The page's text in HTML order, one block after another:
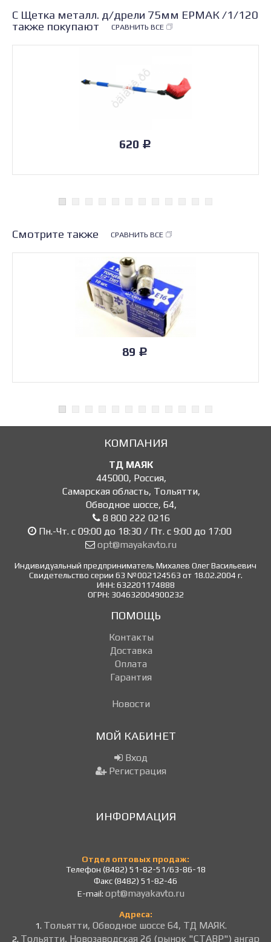
С Щетка металл. д/дрели 75мм ЕРМАК /1/120
также покупают
СРАВНИТЬ ВСЕ
620 Р
Смотрите также СРАВНИТЬ ВСЕ
89 Р
КОМПАНИЯ
ТД МАЯК
445000, Россия,
Самарская область, Тольятти,
Обводное шоссе, 64,
8 800 222 0216
Пн.-Чт. с 09:00 до 18:30 / Пт. с 9:00 до 17:00
opt@mayakavto.ru
Индивидуальный предприниматель Михалев Олег Васильевич
Свидетельство серии 63 №002124563 от 18.02.2004 г.
ИНН: 632201174888
ОГРН: 304632004900232
ПОМОЩЬ
Контакты
Доставка
Оплата
Гарантия
Новости
МОЙ КАБИНЕТ
Вход
Регистрация
ИНФОРМАЦИЯ
Отдел оптовых продаж:
Телефон (8482) 51-82-51/63-86-18
Факс (8482) 51-82-46
E-mail: opt@mayakavto.ru
Адреса:
1. Тольятти, Обводное шоссе 64, ТД МАЯК.
2. Тольятти, Новозаводская 2б (рынок "СТАВР") ангар